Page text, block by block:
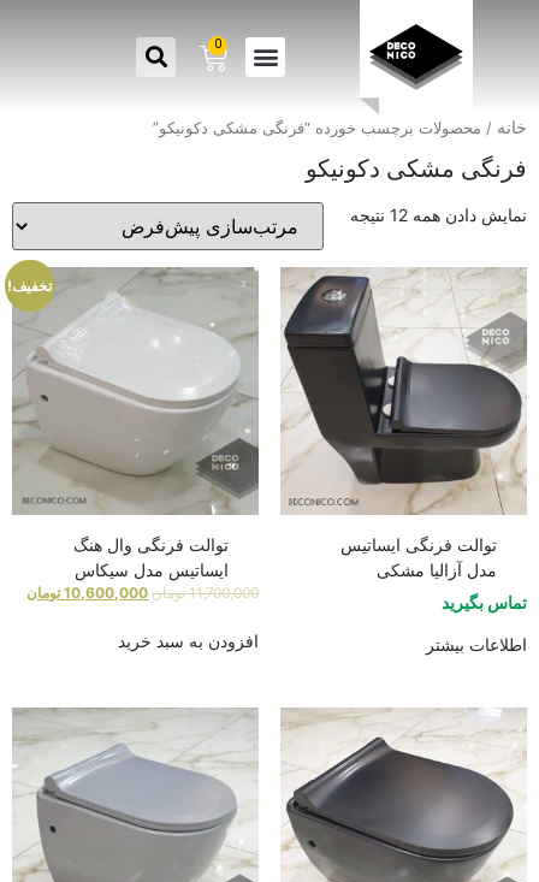
0
خانه / محصولات برچسب خورده “فرنگی مشکی دکونیکو”
فرنگی مشکی دکونیکو
نمایش دادن همه 12 نتیجه
توالت فرنگی ایساتیس
مدل آزالیا مشکی
تماس بگیرید
اطلاعات بیشتر
تخفیف!
توالت فرنگی وال هنگ
ایساتیس مدل سیکاس
11,700,000 تومان 10,600,000 تومان
افزودن به سبد خرید